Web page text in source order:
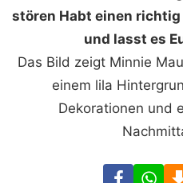
stören Habt einen
und lasst es
Das Bild zeigt Minnie
einem lila
Dekorationen und